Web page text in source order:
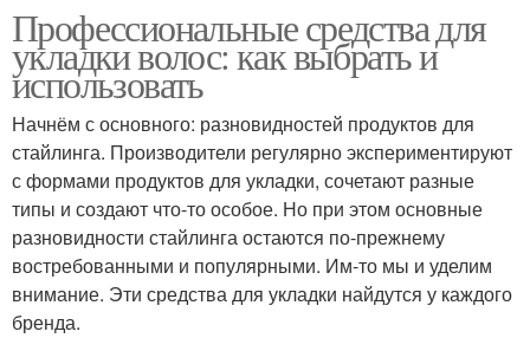
Профессиональные средства для
укладки волос: как выбрать и
использовать
Начнём с основного: разновидностей продуктов для
стайлинга. Производители регулярно экспериментируют
с формами продуктов для укладки, сочетают разные
типы и создают что-то особое. Но при этом основные
разновидности стайлинга остаются по-прежнему
востребованными и популярными. Им-то мы и уделим
внимание. Эти средства для укладки найдутся у каждого
бренда.